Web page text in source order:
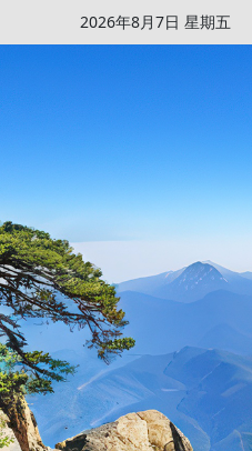
2026年8月7日 星期五